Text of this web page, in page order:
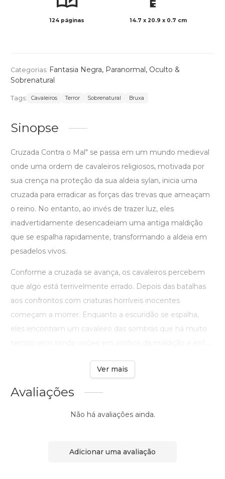
124 páginas 14.7 x 20.9 x 0.7 cm
Categorias: Fantasia Negra, Paranormal, Oculto &
Sobrenatural
Tags: Cavaleiros Terror Sobrenatural Bruxa
Sinopse
Cruzada Contra o Mal" se passa em um mundo medieval
onde uma ordem de cavaleiros religiosos, motivada por
sua crença na proteção da sua aldeia sylan, inicia uma
cruzada para erradicar as forças das trevas que ameaçam
o reino. No entanto, ao invés de trazer luz, eles
inadvertidamente desencadeiam uma antiga maldição
que se espalha rapidamente, transformando a aldeia em
pesadelos vivos.
Conforme a cruzada se avança, os cavaleiros percebem
que algo está terrivelmente errado. Depois das batalhas
aos confrontos com criaturas horríveis inocentes
começam a morrer. Enquanto a escuridão se espalha,
eles encontram um cavaleiro das sombras que há muito
Ver mais
Avaliações
Não há avaliações ainda.
Adicionar uma avaliação